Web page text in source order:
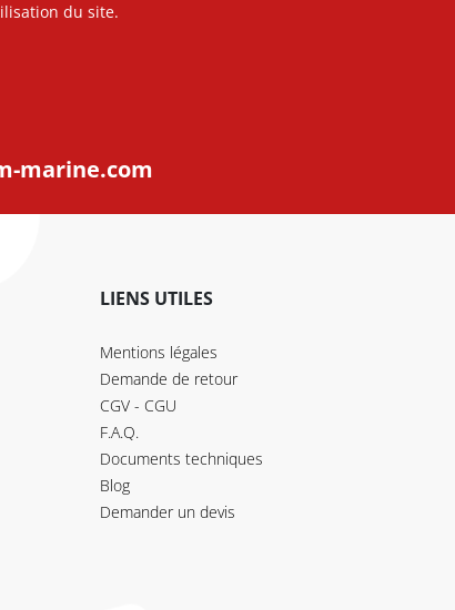
du site.
marine.com
LIENS UTILES
Mentions légales
Demande de retour
CGV - CGU
F.A.Q.
Documents techniques
Blog
Demander un devis